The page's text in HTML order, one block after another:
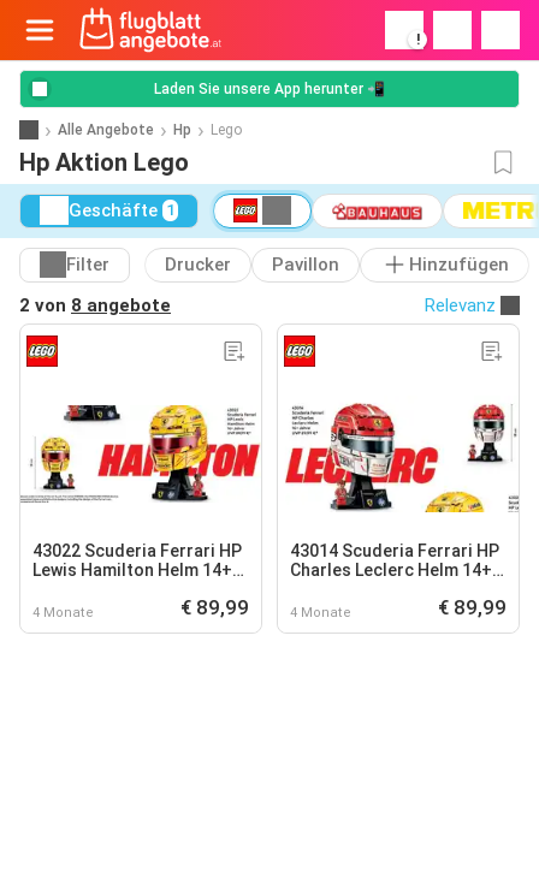
!
Laden Sie unsere App herunter 📲
Alle Angebote Hp Lego
Hp Aktion Lego
Geschäfte 1
Filter Drucker Pavillon
Hinzufügen
2 von 8 angebote Relevanz
43022 Scuderia Ferrari HP
Lewis Hamilton Helm 14+
4 Monate € 89,99
43014 Scuderia Ferrari HP
Charles Leclerc Helm 14+
4 Monate € 89,99